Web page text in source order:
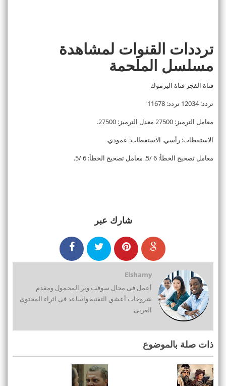
ترددات القنوات لمشاهدة
مسلسل الملحمة
قناة الفجر قناة اليرموك
تردد: 12034 تردد: 11678
معامل الترميز: 27500 معدل الترميز: 27500.
الاستقطاب: رأسي. الاستقطاب: عمودي.
معامل تصحيح الخطأ: 6 /5. معامل تصحيح الخطأ: 6 /5.
شارك عبر
Elshamy
أعمل فى مجال سوفت وير المحمول ومقدم
شروحات أعشق التقنية واساعد فى اثراء المحتوى
العربى
ذات صلة بالموضوع